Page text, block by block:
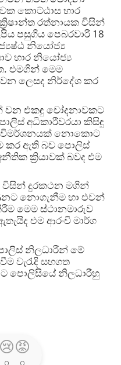
කොට්ඨාස භාර
රත්නායක විසින්
පසුගිය පෙබරවාරි 18
නියෝජ්‍ය
භාර නියෝජ්‍ය
. එමගින් මෙම
ලෙසද නිර්දේශ කර
වන එකඳු චෝදනාවකට
අධිකාරීවරයා කිසිඳු
නොකොට
කර ඇති බව පොලිස්
ක්‍රියාවක් බවද එම
විසින් දුරකථන මගින්
නොගැනීම හා එවන්
මෙම ස්ථානමාරුව
එම ආරංචි මාර්ග
නිලධාරීන් මේ
වැරැදි සහගත
පොලිසියේ නිලධාරීහු
😢
0
😡
0